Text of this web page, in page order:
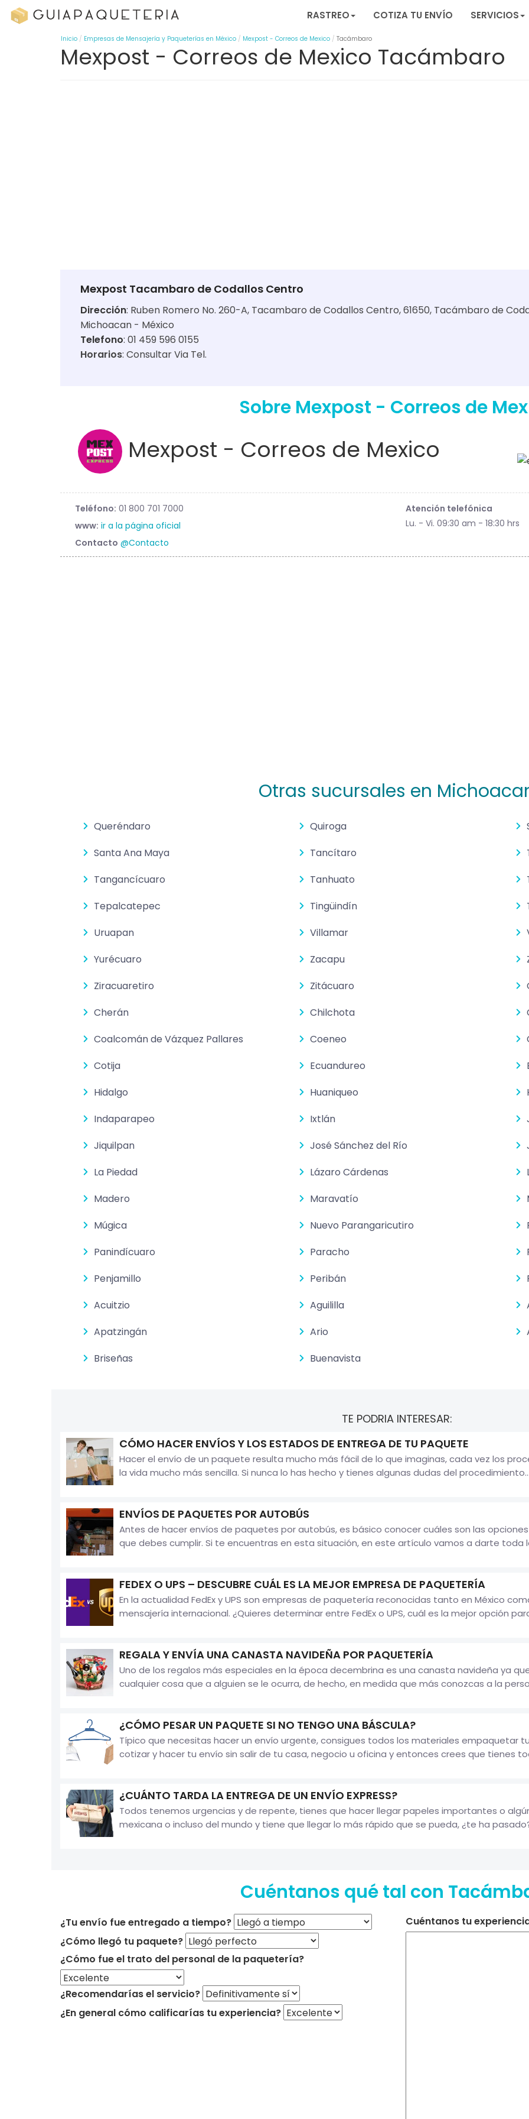
RASTREO COTIZA TU ENVÍO SERVICIOS
Inicio Empresas de Mensajería y Paqueterías en México Mexpost - Correos de Mexico Tacámbaro
Mexpost - Correos de Mexico Tacámbaro
Mexpost Tacambaro de Codallos Centro
Dirección: Ruben Romero No. 260-A, Tacambaro de Codallos Centro, 61650, Tacámbaro de
Michoacan - México
Telefono: 01 459 596 0155
Horarios: Consultar Via Tel.
Sobre Mexpost - Correos de
Mexpost - Correos de Mexico
Teléfono: 01 800 701 7000
www: ir a la página oficial
Contacto @Contacto
Atención telefónica
Lu. - Vi. 09:30 am - 18:30 hrs
Otras sucursales en
Queréndaro Quiroga
Santa Ana Maya
Tancítaro
Tangancícuaro
Tanhuato
Tepalcatepec
Tingüindín
Uruapan
Villamar
Yurécuaro
Zacapu
Ziracuaretiro
Zitácuaro
Cherán
Chilchota
Coalcomán de Vázquez Pallares
Coeneo
Cotija
Ecuandureo
Hidalgo
Huaniqueo
Indaparapeo
Ixtlán
Jiquilpan
José Sánchez del Río
La Piedad
Lázaro Cárdenas
Madero
Maravatío
Múgica
Nuevo Parangaricutiro
Panindícuaro
Paracho
Penjamillo
Peribán
Acuitzio
Aguililla
Apatzingán
Ario
Briseñas
Buenavista
TE PODRIA INTERESAR:
CÓMO HACER ENVÍOS Y LOS ESTADOS DE ENTREGA DE TU PAQUETE
Hacer el envío de un paquete resulta mucho más fácil de lo que imaginas, cada vez los
la vida mucho más sencilla. Si nunca lo has hecho y tienes algunas dudas del
ENVÍOS DE PAQUETES POR AUTOBÚS
Antes de hacer envíos de paquetes por autobús, es básico conocer cuáles son las
que debes cumplir. Si te encuentras en esta situación, en este artículo vamos a darte toda
FEDEX O UPS – DESCUBRE CUÁL ES LA MEJOR EMPRESA DE PAQUETERÍA
En la actualidad FedEx y UPS son empresas de paquetería reconocidas tanto en México
mensajería internacional. ¿Quieres determinar entre FedEx o UPS, cuál es la mejor opción
REGALA Y ENVÍA UNA CANASTA NAVIDEÑA POR PAQUETERÍA
Uno de los regalos más especiales en la época decembrina es una canasta navideña ya
cualquier cosa que a alguien se le ocurra, de hecho, en medida que más conozcas a la
¿CÓMO PESAR UN PAQUETE SI NO TENGO UNA BÁSCULA?
Típico que necesitas hacer un envío urgente, consigues todos los materiales empaquetar
cotizar y hacer tu envío sin salir de tu casa, negocio u oficina y entonces crees que tienes
¿CUÁNTO TARDA LA ENTREGA DE UN ENVÍO EXPRESS?
Todos tenemos urgencias y de repente, tienes que hacer llegar papeles importantes o
mexicana o incluso del mundo y tiene que llegar lo más rápido que se pueda, ¿te ha pasado?
Cuéntanos qué tal con
¿Tu envío fue entregado a tiempo?
¿Cómo llegó tu paquete?
¿Cómo fue el trato del personal de la paquetería?
¿Recomendarías el servicio?
¿En general cómo calificarías tu experiencia?
Cuéntanos tu